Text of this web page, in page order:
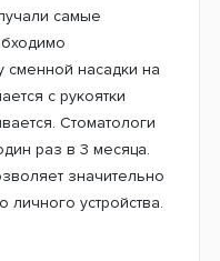
самые
сменной насадки на
с рукоятки
Стоматологи
раз в 3 месяца.
значительно
устройства.